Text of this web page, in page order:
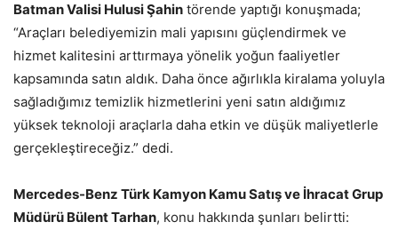
Batman Valisi Hulusi Şahin törende yaptığı konuşmada;
“Araçları belediyemizin mali yapısını güçlendirmek ve
hizmet kalitesini arttırmaya yönelik yoğun faaliyetler
kapsamında satın aldık. Daha önce ağırlıkla kiralama yoluyla
sağladığımız temizlik hizmetlerini yeni satın aldığımız
yüksek teknoloji araçlarla daha etkin ve düşük maliyetlerle
gerçekleştireceğiz.” dedi.
Mercedes-Benz Türk Kamyon Kamu Satış ve İhracat Grup
Müdürü Bülent Tarhan, konu hakkında şunları belirtti: